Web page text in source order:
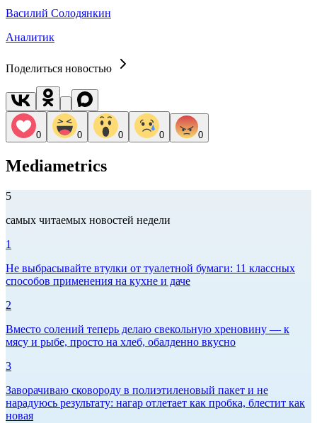
Василий Солодянкин
Аналитик
Поделиться новостью
0 0 0 0 0
Mediametrics
5
самых читаемых новостей недели
1
Не выбрасывайте втулки от туалетной бумаги: 11 классных
способов применения на кухне и даче
2
Вместо солений теперь делаю свекольную хреновину — к
мясу и рыбе, просто на хлеб, обалденно вкусно
3
Заворачиваю сковороду в полиэтиленовый пакет и не
нарадуюсь результату: нагар отлетает как пробка, блестит как
новая